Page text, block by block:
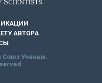
АВТОРА
Союз Ученых.